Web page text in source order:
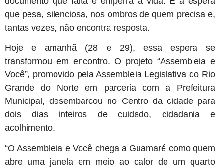
que pesa, silenciosa, nos ombros de quem precisa e,
tantas vezes, não encontra resposta.
Hoje e amanhã (28 e 29), essa espera se
transformou em encontro. O projeto “Assembleia e
Você”, promovido pela Assembleia Legislativa do Rio
Grande do Norte em parceria com a Prefeitura
Municipal, desembarcou no Centro da cidade para
dois dias inteiros de cuidado, cidadania e
acolhimento.
“O Assembleia e Você chega a Guamaré como quem
abre uma janela em meio ao calor de um quarto